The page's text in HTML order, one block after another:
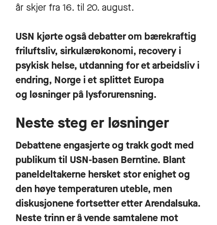
år skjer fra 16. til 20. august.
USN kjørte også debatter om bærekraftig
friluftsliv, sirkulærøkonomi, recovery i
psykisk helse, utdanning for et arbeidsliv i
endring, Norge i et splittet Europa
og løsninger på lysforurensning.
Neste steg er løsninger
Debattene engasjerte og trakk godt med
publikum til USN-basen Berntine. Blant
paneldeltakerne hersket stor enighet og
den høye temperaturen uteble, men
diskusjonene fortsetter etter Arendalsuka.
Neste trinn er å vende samtalene mot